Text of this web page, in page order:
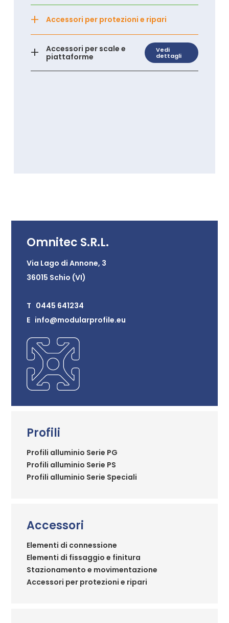
+ Accessori per protezioni e ripari
+
Accessori per scale e
piattaforme
Vedi
dettagli
Omnitec S.R.L.
Via Lago di Annone, 3
36015 Schio (VI)
T 0445 641234
E info@modularprofile.eu
Profili
Profili alluminio Serie PG
Profili alluminio Serie PS
Profili alluminio Serie Speciali
Accessori
Elementi di connessione
Elementi di fissaggio e finitura
Stazionamento e movimentazione
Accessori per protezioni e ripari